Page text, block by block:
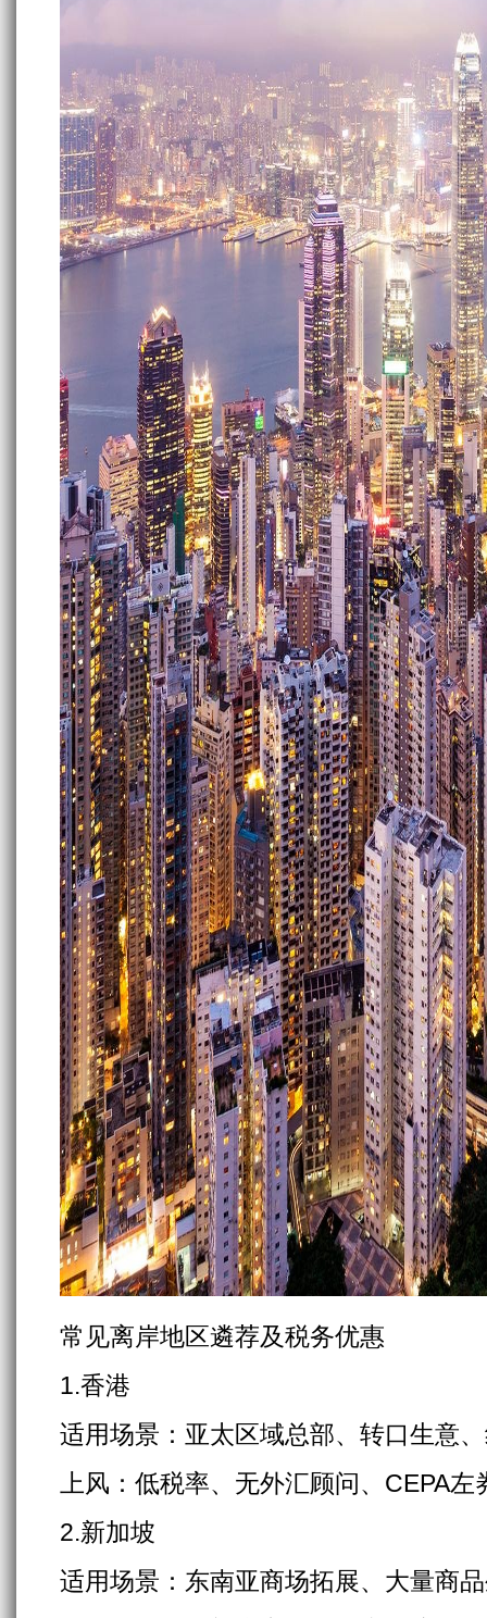
常见离岸地区遴荐及税务优惠
1.香港
适用场景：亚太区域总部、转口生意
上风：低税率、无外汇顾问、CEPA
2.新加坡
适用场景：东南亚商场拓展、大量商